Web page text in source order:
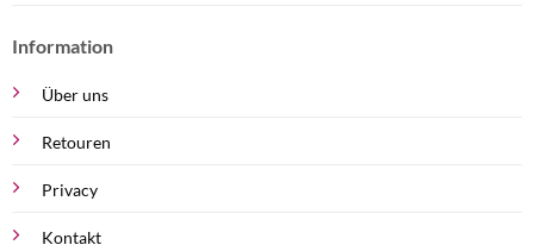
Information
Über uns
Retouren
Privacy
Kontakt